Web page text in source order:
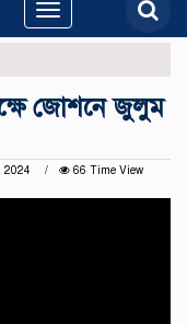
Toggle
navigation
জোশনে জুলুম
2024
66 Time View